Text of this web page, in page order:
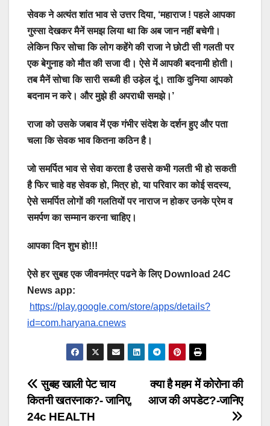
सेवक ने अत्यंत शांत भाव से उत्तर दिया, ‘महाराज ! पहले आपका
गुस्सा देखकर मैनें समझ लिया था कि अब जान नहीं बचेगी।
लेकिन फिर सोचा कि लोग कहेंगे की राजा ने छोटी सी गलती पर
एक बेगुनाह को मौत की सजा दी। ऐसे में आपकी बदनामी होती।
तब मैनें सोचा कि सारी सब्जी ही उड़ेल दूं। ताकि दुनिया आपको
बदनाम न करे। और मुझे ही अपराधी समझे।’
राजा को उसके जबाव में एक गंभीर संदेश के दर्शन हुए और पता
चला कि सेवक भाव कितना कठिन है।
जो समर्पित भाव से सेवा करता है उससे कभी गलती भी हो सकती
है फिर चाहे वह सेवक हो, मित्र हो, या परिवार का कोई सदस्य,
ऐसे समर्पित लोगों की गलतियों पर नाराज न होकर उनके प्रेम व
समर्पण का सम्मान करना चाहिए।
आपका दिन शुभ हो!!!
ऐसे हर सुबह एक जीवनमंत्र पढने के लिए Download 24C
News app:
https://play.google.com/store/apps/details?
id=com.haryana.cnews
Post
navigation
क्या है महम में कोरोना की
आज की अपडेट?-जानिए
‍सुबह खाली पेट चाय
कितनी खतरनाक?- जानिए,
24c HEALTH